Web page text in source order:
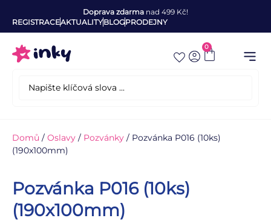
Doprava zdarma nad 499 Kč!
REGISTRACEAKTUALITYBLOGPRODEJNY
0
Domů / Oslavy / Pozvánky / Pozvánka P016 (10ks)
(190x100mm)
Pozvánka P016 (10ks)
(190x100mm)